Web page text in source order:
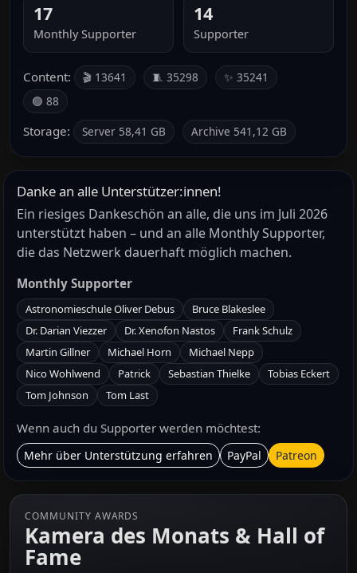
17
Monthly Supporter
14
Supporter
Content: 🎬 13641 🧵 35298
✨ 35241
🟢 88
Storage: Server 58,41 GB Archive 541,12 GB
Danke an alle Unterstützer:innen!
Ein riesiges Dankeschön an alle, die uns im Juli 2026
unterstützt haben – und an alle Monthly Supporter,
die das Netzwerk dauerhaft möglich machen.
Monthly Supporter
Astronomieschule Oliver Debus
Bruce Blakeslee
Dr. Darian Viezzer
Dr. Xenofon Nastos
Frank Schulz
Martin Gillner
Michael Horn
Michael Nepp
Nico Wohlwend
Patrick Sebastian Thielke
Tobias Eckert
Tom Johnson
Tom Last
Wenn auch du Supporter werden möchtest:
Mehr über Unterstützung erfahren PayPal Patreon
COMMUNITY AWARDS
Kamera des Monats & Hall of
Fame